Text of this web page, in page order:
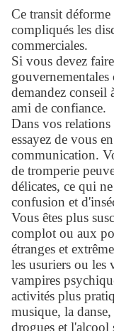
Ce transit
compliqués les
commerciales.
Si vous devez
demandez conseil
ami de confiance.
Dans vos
essayez de vous
communication.
de tromperie
délicates, ce qui
confusion et
Vous êtes plus
complot ou aux
étranges et
les usuriers ou les
vampires
activités plus
musique, la
drogues et l'alcool